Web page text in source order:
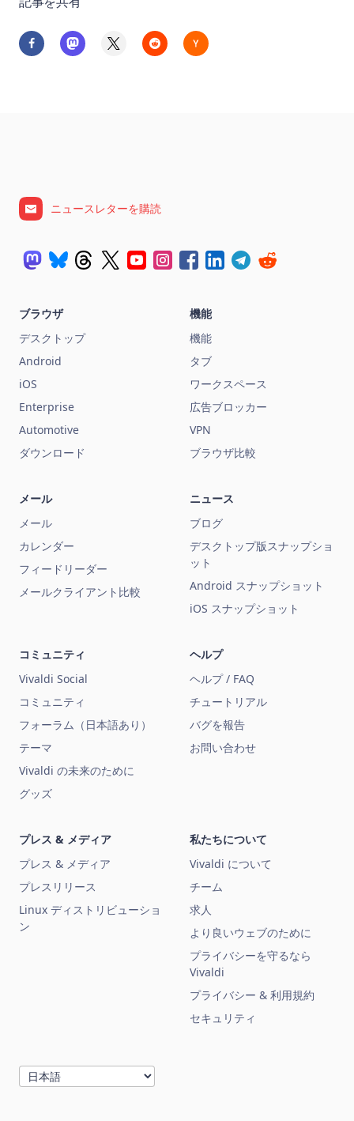
ニュースレターを購読
ブラウザ
デスクトップ
Android
iOS
Enterprise
Automotive
ダウンロード
機能
機能
タブ
ワークスペース
広告ブロッカー
VPN
ブラウザ比較
メール
メール
カレンダー
フィードリーダー
メールクライアント比較
ニュース
ブログ
デスクトップ版スナップショ
ット
Android スナップショット
iOS スナップショット
コミュニティ
Vivaldi Social
コミュニティ
フォーラム（日本語あり）
テーマ
Vivaldi の未来のために
グッズ
ヘルプ
ヘルプ / FAQ
チュートリアル
バグを報告
お問い合わせ
プレス & メディア
プレス & メディア
プレスリリース
Linux ディストリビューショ
ン
私たちについて
Vivaldi について
チーム
求人
より良いウェブのために
プライバシーを守るなら
Vivaldi
プライバシー & 利用規約
セキュリティ